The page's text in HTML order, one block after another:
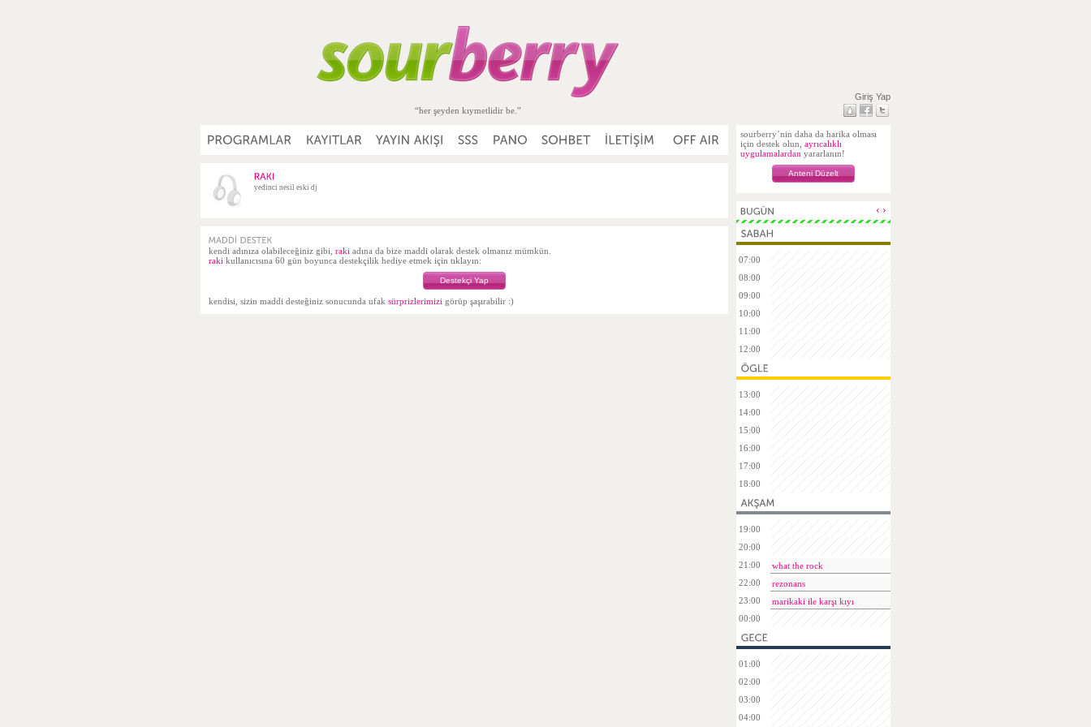
“her şeyden kıymetlidir be.”
Giriş Yap
yedinci nesil eski dj
kendi adınıza olabileceğiniz gibi, raki adına da bize maddi olarak destek olmanız mümkün.
raki kullanıcısına 60 gün boyunca destekçilik hediye etmek için tıklayın:
Destekçi Yap
kendisi, sizin maddi desteğiniz sonucunda ufak sürprizlerimizi görüp şaşırabilir :)
sourberry’nin daha da harika olması
için destek olun, ayrıcalıklı
uygulamalardan yararlanın!
Anteni Düzelt
‹ ›
07:00
08:00
09:00
10:00
11:00
12:00
13:00
14:00
15:00
16:00
17:00
18:00
19:00
20:00
21:00
what the rock
22:00
rezonans
23:00
marikaki ile karşı kıyı
00:00
01:00
02:00
03:00
04:00